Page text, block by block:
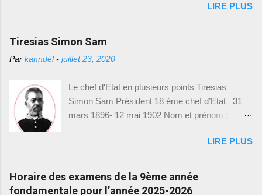
nomma Antenor Firmin ministre des finances et
des relations extérieures. Durant le conflit qui
opposait l’ouest contre le nord pendant le
mandat de Légitime, Le N ord avait cédé l...
l'Éducation Nationale et de la Formation
Professionnelle (MENFP), par le biais de la
Direction de l'Enseignement Fondamental
vient de mettre à disposition des modèles
spécialement conçus pour l'année académique
2021-2022. Cette initiative vise à permettre aux
élèves de mieux se préparer et de s'adapter aux
heureux de vous fournir toutes les informations
nécessaires pour accéder à ces précieux
modèles d'examens. Comment accéder aux
modèles d'examens : Pour télécharger les
LIRE PLUS
Tiresias Simon Sam
Par kanndèl - juillet 23, 2020
Le chef d'Etat en plusieurs points Tiresias
Simon Sam Président 18 ème chef d’Etat 31
mars 1896- 12 mai 1902 Nom et prénom :
Épouse : Constance Salomon Président : 31
mars 1896 Exilé : 12 mai 1902 Décédé : 1916
Profession : Militaire Poste avant la présidence :
ministre de la guerre sous le gouvernement de
LIRE PLUS
Horaire des examens de la 9ème année
fondamentale pour l’année 2025-2026